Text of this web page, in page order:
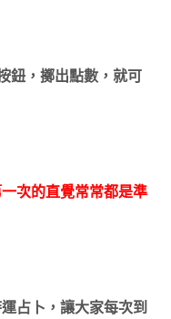
鈕，擲出點數，就可
次的直覺常常都是準
占卜，讓大家每次到